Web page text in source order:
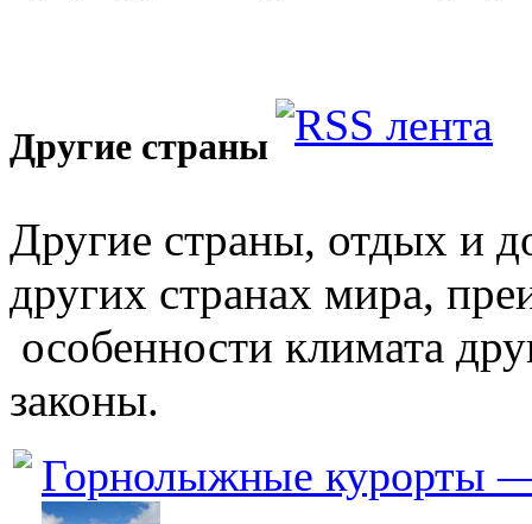
Другие страны
Другие страны, отдых и
других странах мира,
особенности климата
законы.
Горнолыжные курорты